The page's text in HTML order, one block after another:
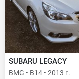
SUBARU LEGACY
BMG • B14 • 2013 г.